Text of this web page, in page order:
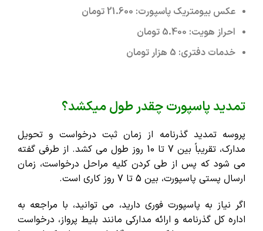
عکس بیومتریک پاسپورت: 21.600 تومان
احراز هویت: 5.400 تومان
خدمات دفتری: 5 هزار تومان
تمدید پاسپورت چقدر طول میکشد؟
پروسه تمدید گذرنامه از زمان ثبت درخواست و تحویل
مدارک، تقریباً بین 7 تا 10 روز طول می کشد. از طرفی گفته
می شود که پس از طی کردن کلیه مراحل درخواست، زمان
ارسال پستی پاسپورت، بین 5 تا 7 روز کاری است.
اگر نیاز به پاسپورت فوری دارید، می توانید، با مراجعه به
اداره کل گذرنامه و ارائه مدارکی مانند بلیط پرواز، درخواست